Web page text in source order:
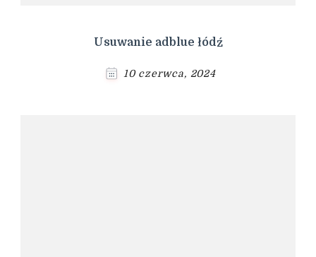
Usuwanie adblue łódź
10 czerwca, 2024